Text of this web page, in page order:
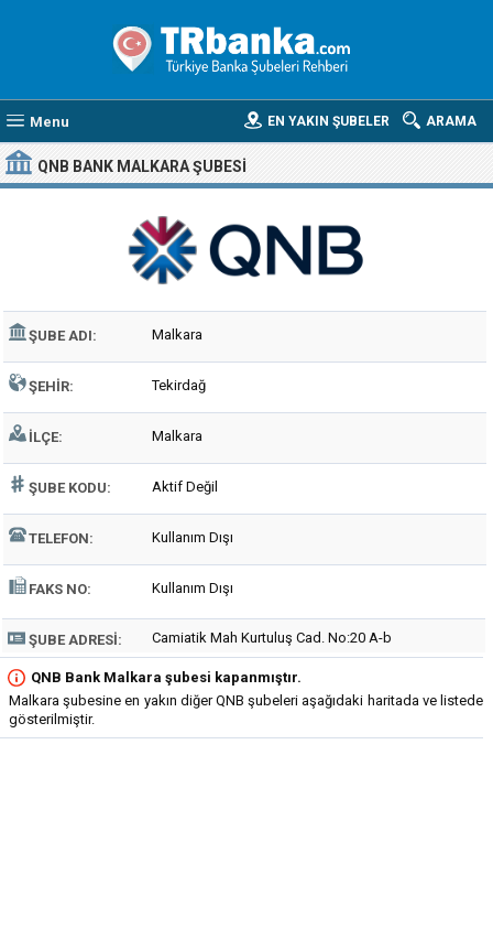
Menu ARAMA
EN YAKIN ŞUBELER
QNB BANK MALKARA ŞUBESI
ŞUBE ADI: Malkara
ŞEHIR: Tekirdağ
İLÇE: Malkara
ŞUBE KODU: Aktif Değil
TELEFON: Kullanım Dışı
FAKS NO: Kullanım Dışı
ŞUBE ADRESI: Camiatik Mah Kurtuluş Cad. No:20 A-b
QNB Bank Malkara şubesi kapanmıştır.
Malkara şubesine en yakın diğer QNB şubeleri aşağıdaki haritada ve listede
gösterilmiştir.